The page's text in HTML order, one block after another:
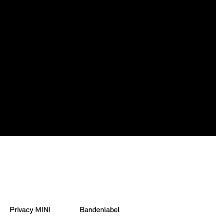
Privacy MINI Bandenlabel